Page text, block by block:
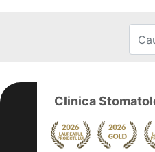
Clinica